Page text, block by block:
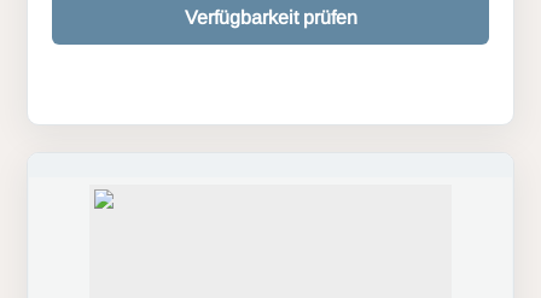
Verfügbarkeit prüfen